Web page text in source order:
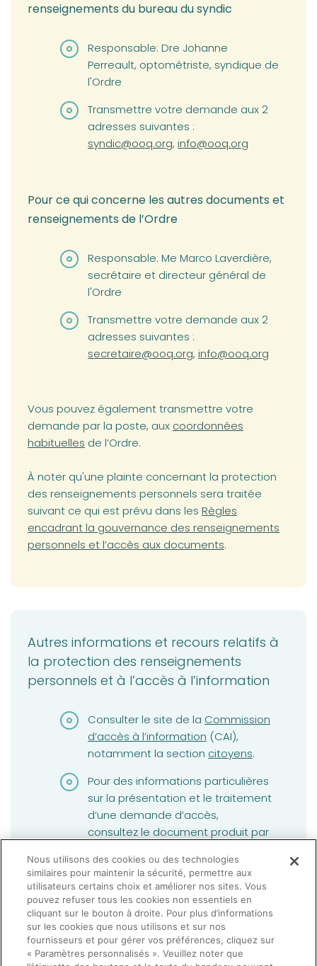
renseignements du bureau du syndic
Responsable: Dre Johanne
Perreault, optométriste, syndique de
l'Ordre
Transmettre votre demande aux 2
adresses suivantes :
syndic@ooq.org, info@ooq.org
Pour ce qui concerne les autres documents et
renseignements de l’Ordre
Responsable: Me Marco Laverdière,
secrétaire et directeur général de
l'Ordre
Transmettre votre demande aux 2
adresses suivantes :
secretaire@ooq.org, info@ooq.org
Vous pouvez également transmettre votre
demande par la poste, aux (opens in a new tab)
coordonnées
habituelles de l’Ordre.
À noter qu'une plainte concernant la protection
des renseignements personnels sera traitée
suivant ce qui est prévu dans les (opens in a new tab)
Règles
encadrant la gouvernance des renseignements
personnels et l’accès aux documents.
Autres informations et recours relatifs à
la protection des renseignements
personnels et à l’accès à l’information
Consulter le site de la (opens in a new tab)
Commission
d’accès à l’information (CAI),
notamment la section (opens in a new tab)
citoyens.
Pour des informations particulières
sur la présentation et le traitement
d’une demande d’accès,
consultez le document produit par
protection des renseignements
personnels - Quels sont vos droits ?
Comment faire une demande?
Nous utilisons des cookies ou des technologies
similaires pour maintenir la sécurité, permettre aux
utilisateurs certains choix et améliorer nos sites. Vous
pouvez refuser tous les cookies non essentiels en
cliquant sur le bouton à droite. Pour plus d’informations
sur les cookies que nous utilisons et sur nos
fournisseurs et pour gérer vos préférences, cliquez sur
« Paramètres personnalisés ». Veuillez noter que